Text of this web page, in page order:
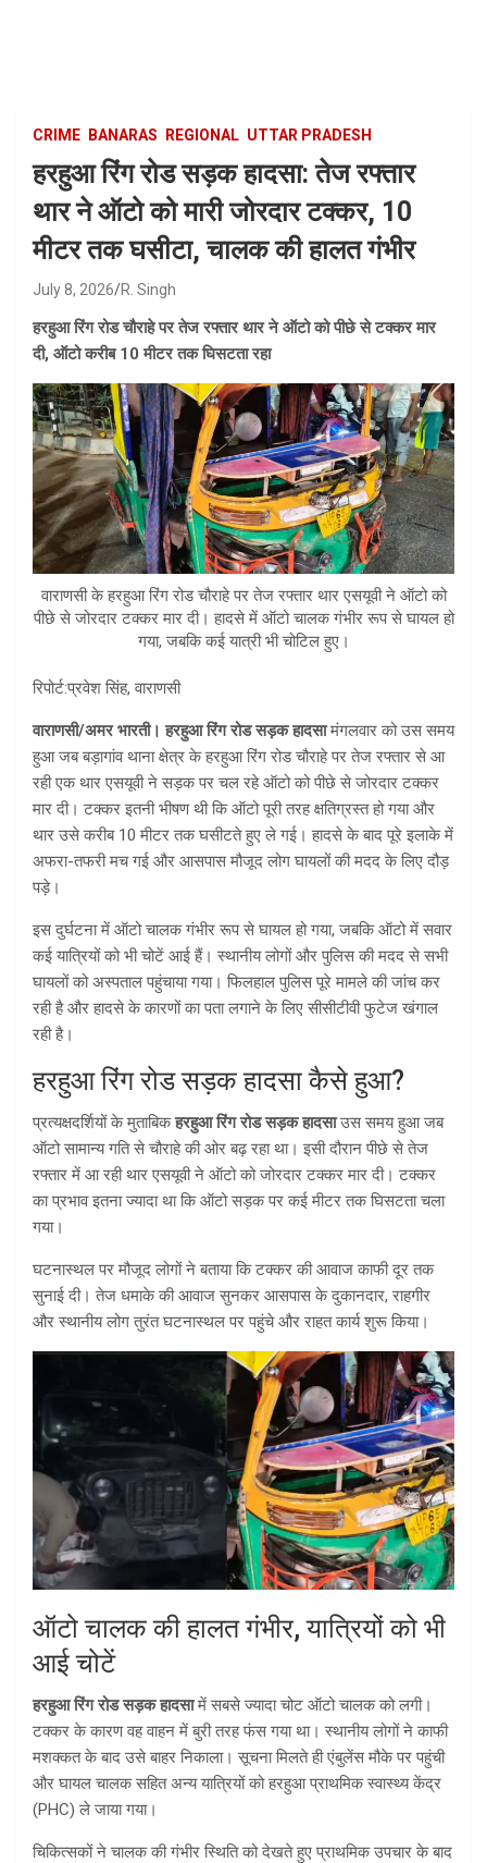
CRIME BANARAS REGIONAL UTTAR PRADESH
हरहुआ रिंग रोड सड़क हादसा: तेज रफ्तार
थार ने ऑटो को मारी जोरदार टक्कर, 10
मीटर तक घसीटा, चालक की हालत गंभीर
July 8, 2026 R. Singh
हरहुआ रिंग रोड चौराहे पर तेज रफ्तार थार ने ऑटो को पीछे से टक्कर मार
दी, ऑटो करीब 10 मीटर तक घिसटता रहा
वाराणसी के हरहुआ रिंग रोड चौराहे पर तेज रफ्तार थार एसयूवी ने ऑटो को
पीछे से जोरदार टक्कर मार दी। हादसे में ऑटो चालक गंभीर रूप से घायल हो
गया, जबकि कई यात्री भी चोटिल हुए।
रिपोर्ट:प्रवेश सिंह, वाराणसी
वाराणसी/अमर भारती। हरहुआ रिंग रोड सड़क हादसामंगलवार को उस समय
हुआ जब बड़ागांव थाना क्षेत्र के हरहुआ रिंग रोड चौराहे पर तेज रफ्तार से आ
रही एक थार एसयूवी ने सड़क पर चल रहे ऑटो को पीछे से जोरदार टक्कर
मार दी। टक्कर इतनी भीषण थी कि ऑटो पूरी तरह क्षतिग्रस्त हो गया और
थार उसे करीब 10 मीटर तक घसीटते हुए ले गई। हादसे के बाद पूरे इलाके में
अफरा-तफरी मच गई और आसपास मौजूद लोग घायलों की मदद के लिए दौड़
पड़े।
इस दुर्घटना में ऑटो चालक गंभीर रूप से घायल हो गया, जबकि ऑटो में सवार
कई यात्रियों को भी चोटें आई हैं। स्थानीय लोगों और पुलिस की मदद से सभी
घायलों को अस्पताल पहुंचाया गया। फिलहाल पुलिस पूरे मामले की जांच कर
रही है और हादसे के कारणों का पता लगाने के लिए सीसीटीवी फुटेज खंगाल
रही है।
हरहुआ रिंग रोड सड़क हादसा कैसे हुआ?
प्रत्यक्षदर्शियों के मुताबिकहरहुआ रिंग रोड सड़क हादसाउस समय हुआ जब
ऑटो सामान्य गति से चौराहे की ओर बढ़ रहा था। इसी दौरान पीछे से तेज
रफ्तार में आ रही थार एसयूवी ने ऑटो को जोरदार टक्कर मार दी। टक्कर
का प्रभाव इतना ज्यादा था कि ऑटो सड़क पर कई मीटर तक घिसटता चला
गया।
घटनास्थल पर मौजूद लोगों ने बताया कि टक्कर की आवाज काफी दूर तक
सुनाई दी। तेज धमाके की आवाज सुनकर आसपास के दुकानदार, राहगीर
और स्थानीय लोग तुरंत घटनास्थल पर पहुंचे और राहत कार्य शुरू किया।
ऑटो चालक की हालत गंभीर, यात्रियों को भी
आई चोटें
हरहुआ रिंग रोड सड़क हादसामें सबसे ज्यादा चोट ऑटो चालक को लगी।
टक्कर के कारण वह वाहन में बुरी तरह फंस गया था। स्थानीय लोगों ने काफी
मशक्कत के बाद उसे बाहर निकाला। सूचना मिलते ही एंबुलेंस मौके पर पहुंची
और घायल चालक सहित अन्य यात्रियों को हरहुआ प्राथमिक स्वास्थ्य केंद्र
(PHC) ले जाया गया।
चिकित्सकों ने चालक की गंभीर स्थिति को देखते हुए प्राथमिक उपचार के बाद